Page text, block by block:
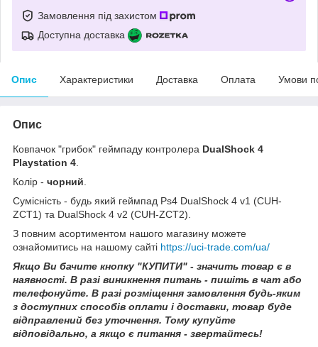
Замовлення під захистом
Доступна доставка
Опис Характеристики Доставка Оплата Умови
Опис
Ковпачок "грибок" геймпаду контролера DualShock 4
Playstation 4
Колір - чорний
Сумісність - будь який геймпад Ps4 DualShock 4 v1 (CUH-
ZCT1) та DualShock 4 v2 (CUH-ZCT2).
З повним асортиментом нашого магазину можете
ознайомитись на нашому сайті https://uci-trade.com/ua/
Якщо Ви бачите кнопку "КУПИТИ" - значить товар є в
наявності. В разі виникнення питань - пишіть в чат або
телефонуйте. В разі розміщення замовлення будь-яким
з доступних способів оплати і доставки, товар буде
відправлений без уточнення. Тому купуйте
відповідально, а якщо є питання - звертайтесь!